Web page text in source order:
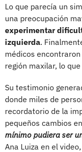
Lo que parecía un
una preocupación
experimentar
izquierda.
médicos
región maxilar, lo
Su testimonio
donde miles de
recordatorio de la
pequeños cambios
mínimo pudiera ser
Ana Luiza en el